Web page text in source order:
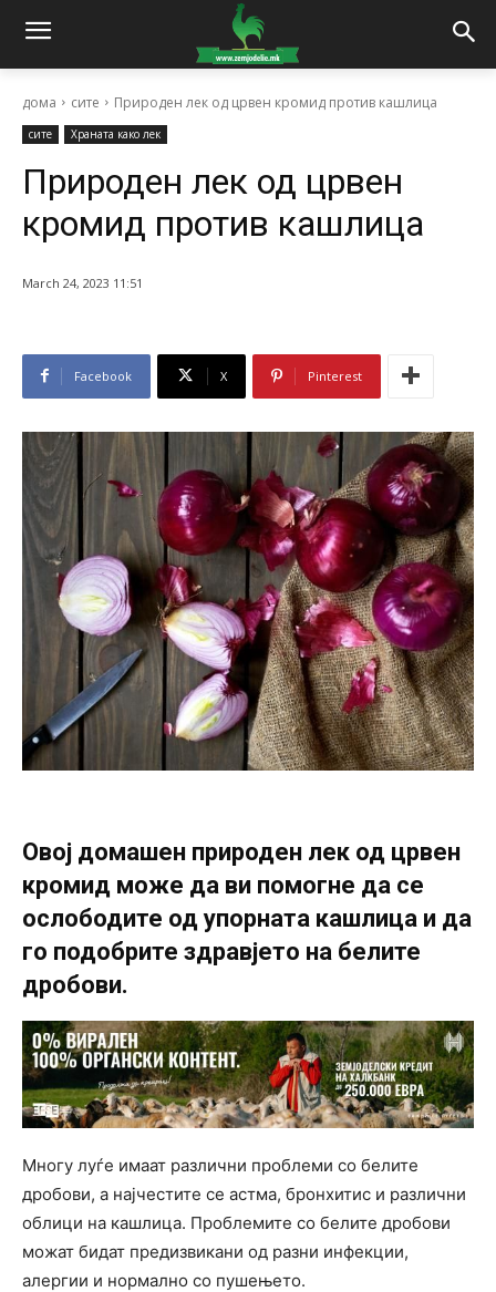
дома сите Природен лек од црвен кромид против кашлица
сите Храната како лек
Природен лек од црвен
кромид против кашлица
March 24, 2023 11:51
Facebook X Pinterest
Овој домашен природен лек од црвен
кромид може да ви помогне да се
ослободите од упорната кашлица и да
го подобрите здравјето на белите
дробови.
Многу луѓе имаат различни проблеми со белите
дробови, а најчестите се астма, бронхитис и различни
облици на кашлица. Проблемите со белите дробови
можат бидат предизвикани од разни инфекции,
алергии и нормално со пушењето.